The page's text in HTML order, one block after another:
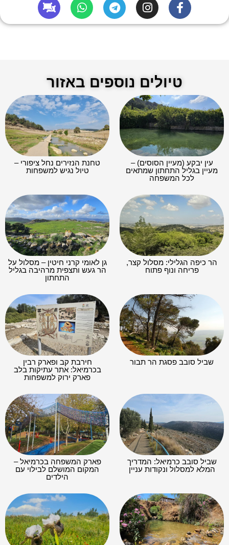
טיולים נוספים באזור
עין יבקע (מעיין הסוסים) –
מעיין בגליל התחתון שמתאים
לכל המשפחה
טחנת הנזירים נחל ציפורי –
טיול נגיש למשפחות
הר כיפה הגלילי: מסלול קצר,
פריחה ונוף פתוח
גן לאומי קרני חיטין – מסלול על
הר געש ותצפית מרהיבה בגליל
התחתון
שביל סובב פסגת הר תבור
חירבת קב ופארק רבין
בכרמיאל: אתר עתיקות בלב
פארק ירוק למשפחות
שביל סובב כרמיאל: המדריך
המלא למסלול ונקודות עניין
פארק המשפחה בכרמיאל –
המקום המושלם לבילוי עם
הילדים